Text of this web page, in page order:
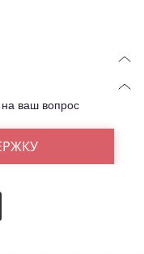
ваш вопрос